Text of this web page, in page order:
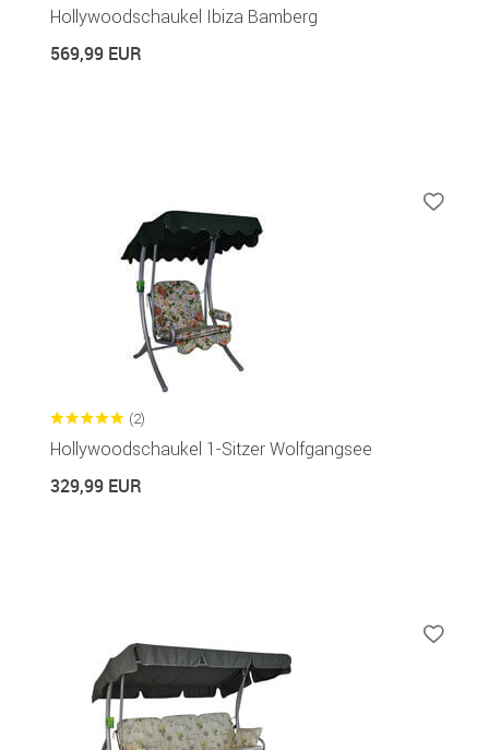
Hollywoodschaukel Ibiza Bamberg
569,99 EUR
(2)
Hollywoodschaukel 1-Sitzer Wolfgangsee
329,99 EUR